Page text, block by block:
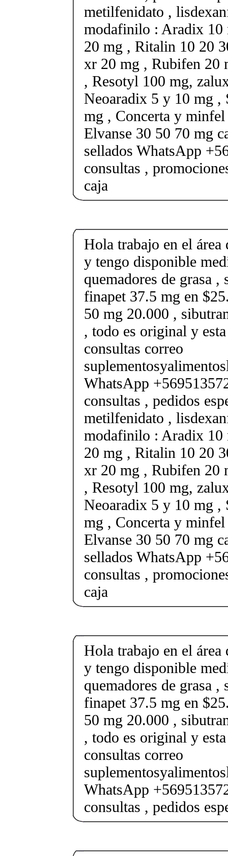
metilfenidato ,
modafinilo : Aradix 10
20 mg , Ritalin 10 20
xr 20 mg , Rubifen 20
, Resotyl 100 mg,
Neoaradix 5 y 10 mg ,
mg , Concerta y
Elvanse 30 50 70 mg
sellados WhatsApp
consultas ,
caja
Hola trabajo en el
y tengo disponible
quemadores de grasa
finapet 37.5 mg en
50 mg 20.000 ,
, todo es original y
consultas correo
WhatsApp
consultas , pedidos
metilfenidato ,
modafinilo : Aradix 10
20 mg , Ritalin 10 20
xr 20 mg , Rubifen 20
, Resotyl 100 mg,
Neoaradix 5 y 10 mg ,
mg , Concerta y
Elvanse 30 50 70 mg
sellados WhatsApp
consultas ,
caja
Hola trabajo en el
y tengo disponible
quemadores de grasa
finapet 37.5 mg en
50 mg 20.000 ,
, todo es original y
consultas correo
WhatsApp
consultas , pedidos